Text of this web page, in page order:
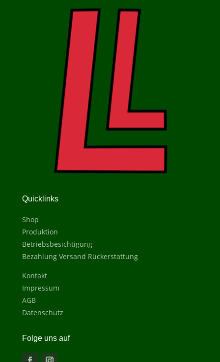
Quicklinks
Shop
Produktion
Betriebsbesichtigung
Bezahlung Versand Rückerstattung
Kontakt
Impressum
AGB
Datenschutz
Folge uns auf